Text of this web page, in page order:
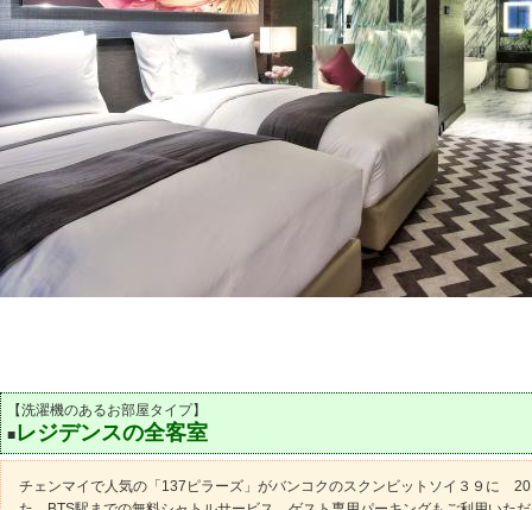
【洗濯機のあるお部屋タイプ】
■レジデンスの全客室
チェンマイで人気の「137ピラーズ」がバンコクのスクンビットソイ３９に